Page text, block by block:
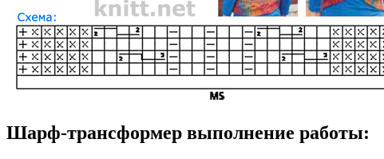
Шарф-трансформер выполнение работы: